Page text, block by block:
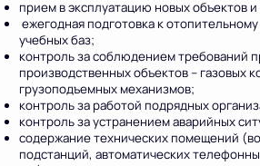
прием в эксплуатацию новых объектов
ежегодная подготовка к
учебных баз;
контроль за соблюдением требований
производственных объектов – газовых
грузоподъемных механизмов;
контроль за работой подрядных
контроль за устранением аварийных
содержание технических помещений
подстанций, автоматических